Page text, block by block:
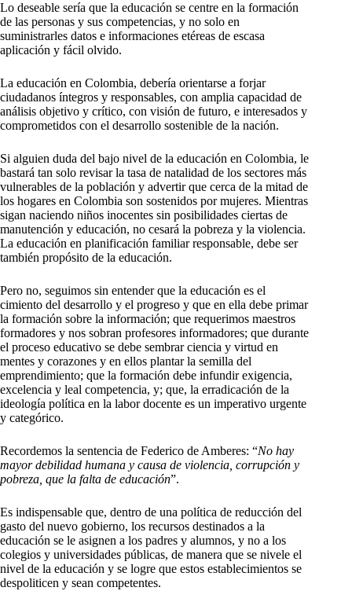
Lo deseable sería que la educación se centre en la formación
de las personas y sus competencias, y no solo en
suministrarles datos e informaciones etéreas de escasa
aplicación y fácil olvido.
La educación en Colombia, debería orientarse a forjar
ciudadanos íntegros y responsables, con amplia capacidad de
análisis objetivo y crítico, con visión de futuro, e interesados y
comprometidos con el desarrollo sostenible de la nación.
Si alguien duda del bajo nivel de la educación en Colombia, le
bastará tan solo revisar la tasa de natalidad de los sectores más
vulnerables de la población y advertir que cerca de la mitad de
los hogares en Colombia son sostenidos por mujeres. Mientras
sigan naciendo niños inocentes sin posibilidades ciertas de
manutención y educación, no cesará la pobreza y la violencia.
La educación en planificación familiar responsable, debe ser
también propósito de la educación.
Pero no, seguimos sin entender que la educación es el
cimiento del desarrollo y el progreso y que en ella debe primar
la formación sobre la información; que requerimos maestros
formadores y nos sobran profesores informadores; que durante
el proceso educativo se debe sembrar ciencia y virtud en
mentes y corazones y en ellos plantar la semilla del
emprendimiento; que la formación debe infundir exigencia,
excelencia y leal competencia, y; que, la erradicación de la
ideología política en la labor docente es un imperativo urgente
y categórico.
Recordemos la sentencia de Federico de Amberes: “No hay
mayor debilidad humana y causa de violencia, corrupción y
pobreza, que la falta de educación”.
Es indispensable que, dentro de una política de reducción del
gasto del nuevo gobierno, los recursos destinados a la
educación se le asignen a los padres y alumnos, y no a los
colegios y universidades públicas, de manera que se nivele el
nivel de la educación y se logre que estos establecimientos se
despoliticen y sean competentes.